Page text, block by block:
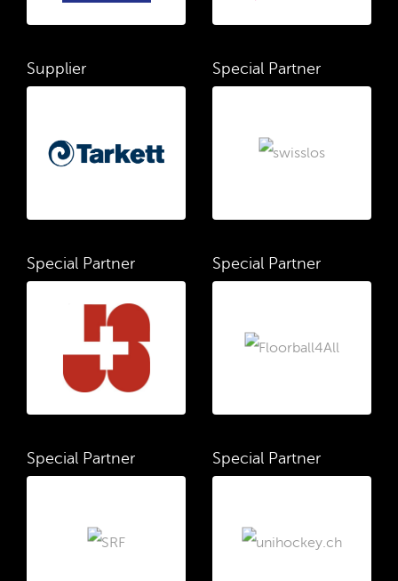
Supplier Special Partner
Special Partner Special Partner
Special Partner Special Partner